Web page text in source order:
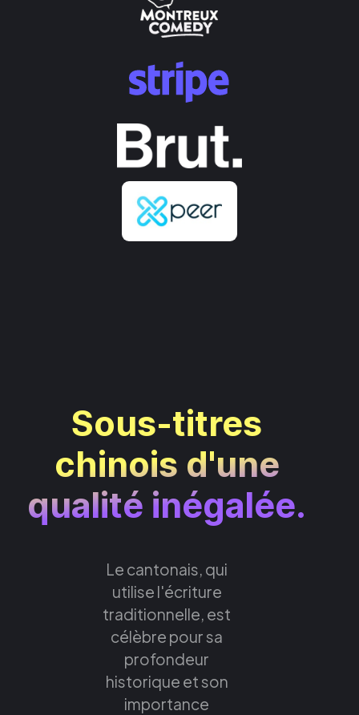
Sous-titres
chinois d'une
qualité inégalée.
Le cantonais, qui
utilise l'écriture
traditionnelle, est
célèbre pour sa
profondeur
historique et son
importance